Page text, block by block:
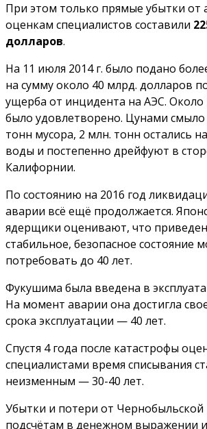
При этом только прямые убытки от
оценкам специалистов составили
долларов.
На 11 июля 2014 г. было подано
на сумму около 40 млрд. долларов
ущерба от инцидента на АЭС. Около
было удовлетворено. Цунами
тонн мусора, 2 млн. тонн остались
воды и постепенно дрейфуют в
Калифорнии.
По состоянию на 2016 год
аварии всё ещё продолжается.
ядерщики оценивают, что
стабильное, безопасное состояние
потребовать до 40 лет.
Фукушима была введена в
На момент аварии она достигла
срока эксплуатации — 40 лет.
Спустя 4 года после катастрофы
специалистами время списывания
неизменным — 30-40 лет.
Убытки и потери от
подсчётам в денежном выражении